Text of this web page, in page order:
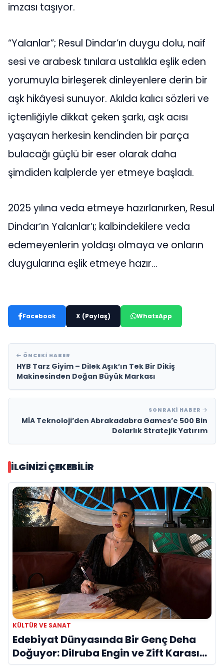
imzası taşıyor.
“Yalanlar”; Resul Dindar’ın duygu dolu, naif
sesi ve arabesk tınılara ustalıkla eşlik eden
yorumuyla birleşerek dinleyenlere derin bir
aşk hikâyesi sunuyor. Akılda kalıcı sözleri ve
içtenliğiyle dikkat çeken şarkı, aşk acısı
yaşayan herkesin kendinden bir parça
bulacağı güçlü bir eser olarak daha
şimdiden kalplerde yer etmeye başladı.
2025 yılına veda etmeye hazırlanırken, Resul
Dindar’ın Yalanlar’ı; kalbindekilere veda
edemeyenlerin yoldaşı olmaya ve onların
duygularına eşlik etmeye hazır…
Facebook X (Paylaş) WhatsApp
ÖNCEKI HABER
HYB Tarz Giyim – Dilek Aşık’ın Tek Bir Dikiş
Makinesinden Doğan Büyük Markası
SONRAKI HABER
MİA Teknoloji’den Abrakadabra Games’e 500 Bin
Dolarlık Stratejik Yatırım
İLGINIZI ÇEKEBILIR
KÜLTÜR VE SANAT
Edebiyat Dünyasında Bir Genç Deha
Doğuyor: Dilruba Engin ve Zift Karası